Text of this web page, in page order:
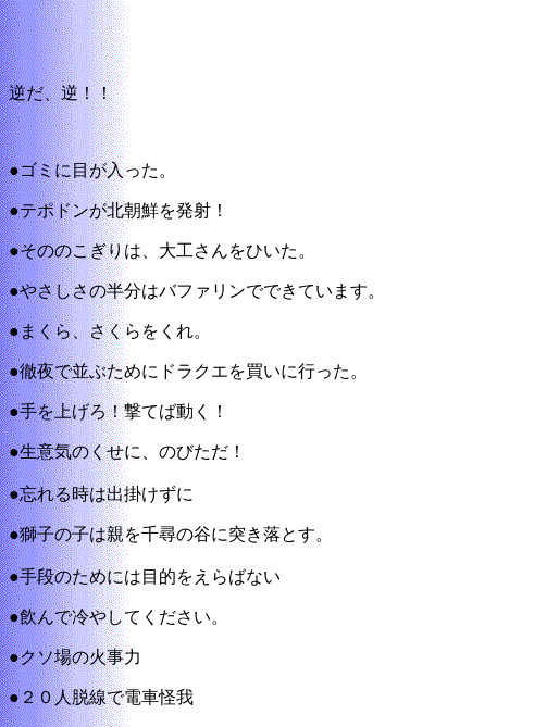
逆だ、逆！！
●ゴミに目が入った。
●テポドンが北朝鮮を発射！
●そののこぎりは、大工さんをひいた。
●やさしさの半分はバファリンでできています。
●まくら、さくらをくれ。
●徹夜で並ぶためにドラクエを買いに行った。
●手を上げろ！撃てば動く！
●生意気のくせに、のびただ！
●忘れる時は出掛けずに
●獅子の子は親を千尋の谷に突き落とす。
●手段のためには目的をえらばない
●飲んで冷やしてください。
●クソ場の火事力
●２０人脱線で電車怪我